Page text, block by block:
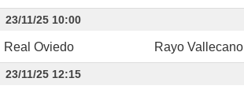
23/11/25 10:00
Real Oviedo Rayo Vallecano
23/11/25 12:15